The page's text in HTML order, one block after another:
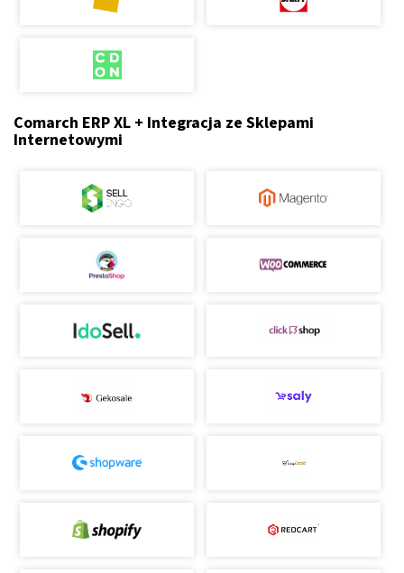
Comarch ERP XL + Integracja ze Sklepami
Internetowymi